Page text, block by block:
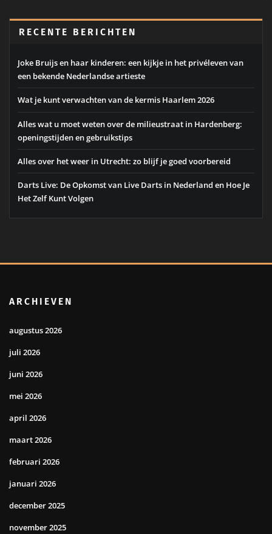
RECENTE BERICHTEN
Joke Bruijs en haar kinderen: een kijkje in het privéleven van
een bekende Nederlandse artieste
Wat je kunt verwachten van de kermis Haarlem 2026
Alles wat u moet weten over de milieustraat in Hardenberg:
openingstijden en gebruikstips
Alles over het weer in Utrecht: zo blijf je goed voorbereid
Darts Live: De Opkomst van Live Darts in Nederland en Hoe Je
Het Zelf Kunt Volgen
ARCHIEVEN
augustus 2026
juli 2026
juni 2026
mei 2026
april 2026
maart 2026
februari 2026
januari 2026
december 2025
november 2025